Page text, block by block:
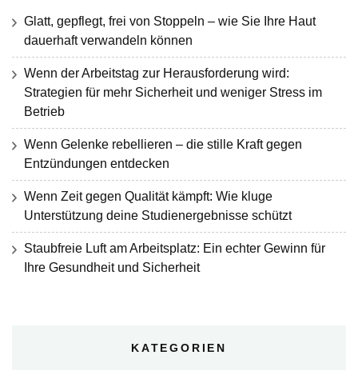
Glatt, gepflegt, frei von Stoppeln – wie Sie Ihre Haut
dauerhaft verwandeln können
Wenn der Arbeitstag zur Herausforderung wird:
Strategien für mehr Sicherheit und weniger Stress im
Betrieb
Wenn Gelenke rebellieren – die stille Kraft gegen
Entzündungen entdecken
Wenn Zeit gegen Qualität kämpft: Wie kluge
Unterstützung deine Studienergebnisse schützt
Staubfreie Luft am Arbeitsplatz: Ein echter Gewinn für
Ihre Gesundheit und Sicherheit
KATEGORIEN